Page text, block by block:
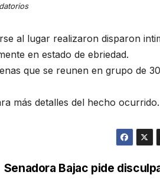
al lugar realizaron disparon
en estado de ebriedad.
que se reunen en grupo de
más detalles del hecho ocurrido.
Senadora Bajac pide